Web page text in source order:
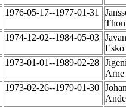
1976-05-17--1977-01-31
1974-12-02--1984-05-03
Esko
1973-01-01--1989-02-28
Arne
1973-02-26--1979-01-30